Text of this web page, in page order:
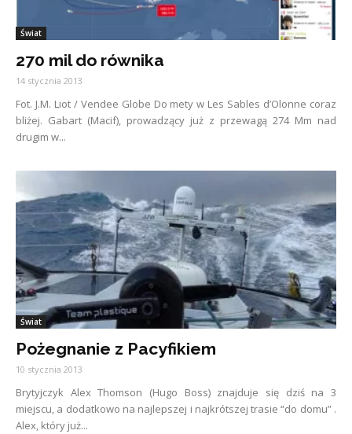
Świat
270 mil do równika
14 stycznia 2013
Fot. J.M. Liot / Vendee Globe Do mety w Les Sables d’Olonne coraz
bliżej. Gabart (Macif), prowadzący już z przewagą 274 Mm nad
drugim w...
Świat
Pożegnanie z Pacyfikiem
10 stycznia 2013
Brytyjczyk Alex Thomson (Hugo Boss) znajduje się dziś na 3
miejscu, a dodatkowo na najlepszej i najkrótszej trasie “do domu” .
Alex, który już...